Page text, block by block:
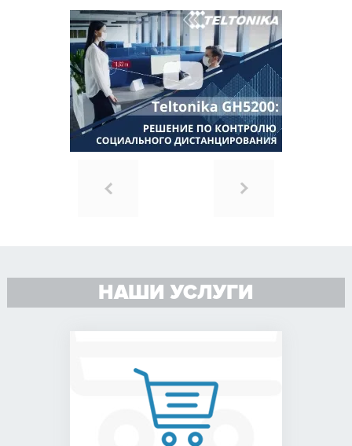
НАШИ УСЛУГИ